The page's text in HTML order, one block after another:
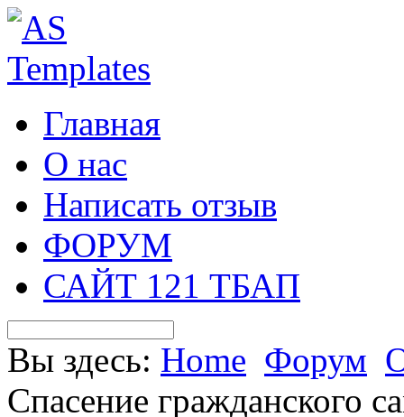
Главная
О нас
Написать отзыв
ФОРУМ
САЙТ 121 ТБАП
Вы здесь: Home Форум
Спасение гражданского